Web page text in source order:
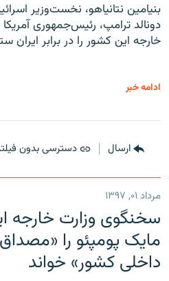
بنیامین نتانیاهو، نخست‌وزیر
دونالد ترامپ، رئیس‌جمهوری
خارجه این کشور را در برابر ایران
ادامه خبر
ارسال دسترسی بدون
مرداد ۰۱, ۱۳۹۷
سخنگوی وزارت خارجه
مایک پومپئو را
داخلی کشور» خواند